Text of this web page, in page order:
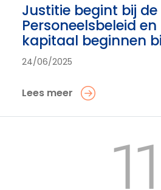
Justitie begint bij
Personeelsbeleid
kapitaal beginnen
24/06/2025
Lees meer
11